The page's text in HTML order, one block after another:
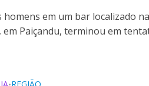
em um bar localizado
em Paiçandu, terminou em
REGIÃO